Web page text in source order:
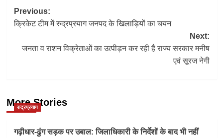
Post
navigation
Previous:
क्रिकेट टीम में रुद्रप्रयाग जनपद के खिलाड़ियों का चयन
Next:
जनता व राशन विक्रेताओं का उत्पीड़न कर रही है राज्य सरकार मनीष
एवं सूरज नेगी
More Stories
रुद्रप्रयाग
गढ़ीधार-ढुंग सड़क पर उबाल: जिलाधिकारी के निर्देशों के बाद भी नहीं